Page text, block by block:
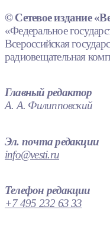
© Сетевое издание
«Федеральное
Всероссийская
радиовещательная
Главный редактор
А. А. Филипповский
Эл. почта редакции
info@vesti.ru
Телефон редакции
+7 495 232 63 33